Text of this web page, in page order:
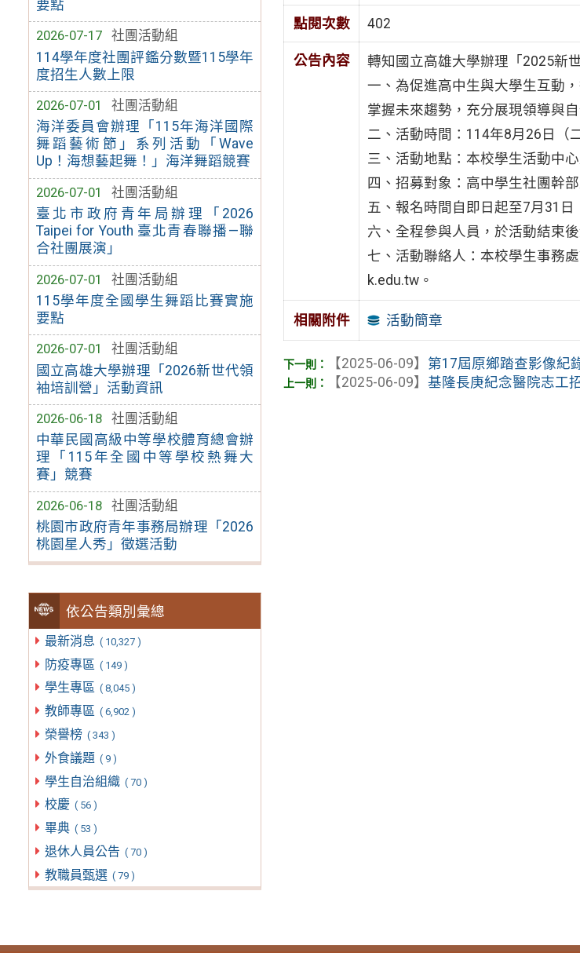
要點
2026-07-17
社團活動組
114學年度社團評鑑分數暨115學年
度招生人數上限
2026-07-01
社團活動組
海洋委員會辦理「115年海洋國際
舞蹈藝術節」系列活動「Wave
Up！海想藝起舞！」海洋舞蹈競賽
2026-07-01
社團活動組
臺北市政府青年局辦理「2026
Taipei for Youth 臺北青春聯播—聯
合社團展演」
2026-07-01
社團活動組
115學年度全國學生舞蹈比賽實施
要點
2026-07-01
社團活動組
國立高雄大學辦理「2026新世代領
袖培訓營」活動資訊
2026-06-18
社團活動組
中華民國高級中等學校體育總會辦
理「115年全國中等學校熱舞大
賽」競賽
2026-06-18
社團活動組
桃園市政府青年事務局辦理「2026
桃園星人秀」徵選活動
依公告類別彙總
最新消息 ( 10,327 )
防疫專區 ( 149 )
學生專區 ( 8,045 )
教師專區 ( 6,902 )
榮譽榜 ( 343 )
外食議題 ( 9 )
學生自治組織 ( 70 )
校慶 ( 56 )
畢典 ( 53 )
退休人員公告 ( 70 )
教職員甄選 ( 79 )
點閱次數 402
公告內容
轉知國立高雄大學辦理「2025新
一、為促進高中生與大學生互動
掌握未來趨勢，充分展現領導與
二、活動時間：114年8月26日（
三、活動地點：本校學生活動中
四、招募對象：高中學生社團幹
五、報名時間自即日起至7月31
六、全程參與人員，於活動結束
七、活動聯絡人：本校學生事務
k.edu.tw。
相關附件 活動簡章
【2025-06-09】 第17屆原鄉踏查影像紀
【2025-06-09】基隆長庚紀念醫院志工